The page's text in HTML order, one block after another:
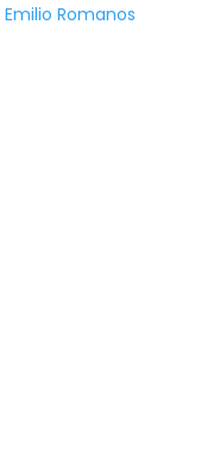
Emilio Romanos